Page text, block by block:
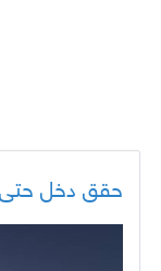
حقق دخل